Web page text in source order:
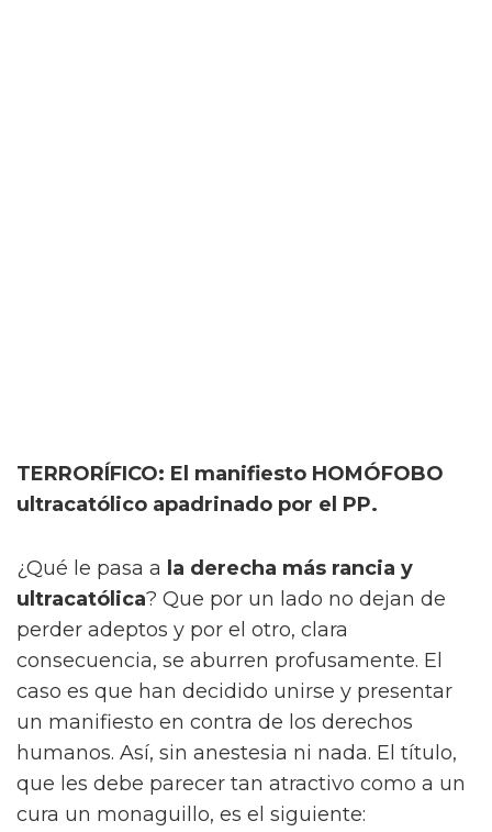
TERRORÍFICO: El manifiesto HOMÓFOBO
ultracatólico apadrinado por el PP.
¿Qué le pasa a la derecha más rancia y
ultracatólica? Que por un lado no dejan de
perder adeptos y por el otro, clara
consecuencia, se aburren profusamente. El
caso es que han decidido unirse y presentar
un manifiesto en contra de los derechos
humanos. Así, sin anestesia ni nada. El título,
que les debe parecer tan atractivo como a un
cura un monaguillo, es el siguiente: